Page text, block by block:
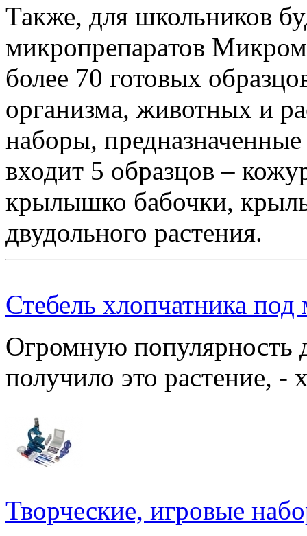
Также, для школьников
микропрепаратов
более 70 готовых
организма, животных и
наборы,
входит 5 образцов –
крылышко бабочки,
двудольного растения.
Стебель хлопчатника
Огромную популярность
получило это растение, -
Творческие, игровые